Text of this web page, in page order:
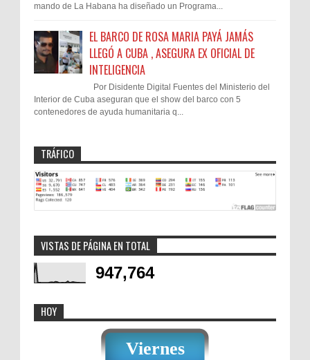
mando de La Habana ha diseñado un Programa...
EL BARCO DE ROSA MARIA PAYÁ JAMÁS
LLEGÓ A CUBA , ASEGURA EX OFICIAL DE
INTELIGENCIA
Por Disidente Digital Fuentes del Ministerio del
Interior de Cuba aseguran que el show del barco con 5
contenedores de ayuda humanitaria q...
TRÁFICO
VISTAS DE PÁGINA EN TOTAL
947,764
HOY
Viernes